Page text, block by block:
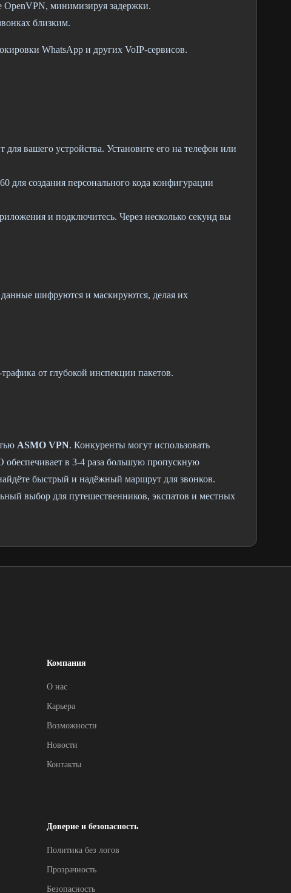
минимизируя задержки.
близким.
WhatsApp и других VoIP-сервисов.
вашего устройства. Установите его на телефон или
для создания персонального кода конфигурации
и подключитесь. Через несколько секунд вы
шифруются и маскируются, делая их
от глубокой инспекции пакетов.
ASMO VPN. Конкуренты могут использовать
в 3-4 раза большую пропускную
быстрый и надёжный маршрут для звонков.
выбор для путешественников, экспатов и местных
Компания
О нас
Карьера
Возможности
Новости
Контакты
Доверие и безопасность
Политика без логов
Прозрачность
Безопасность